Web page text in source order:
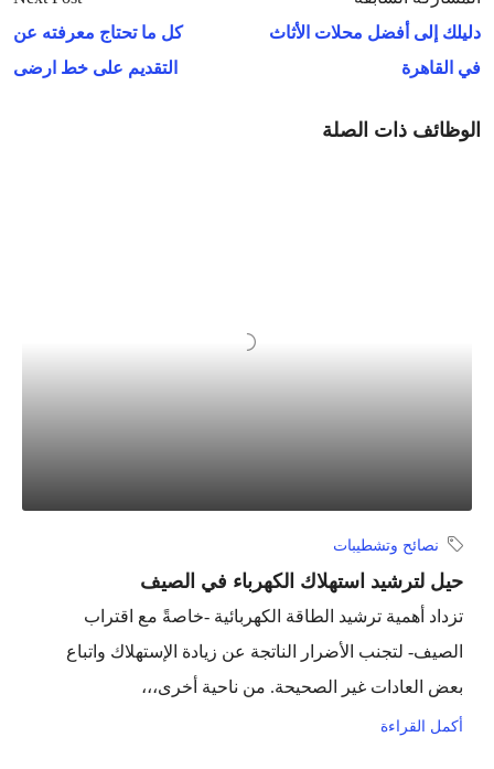
دليلك إلى أفضل محلات الأثاث
في القاهرة
كل ما تحتاج معرفته عن
التقديم على خط ارضى
الوظائف ذات الصلة
نصائح وتشطيبات
حيل لترشيد استهلاك الكهرباء في الصيف
تزداد أهمية ترشيد الطاقة الكهربائية -خاصةً مع اقتراب
الصيف- لتجنب الأضرار الناتجة عن زيادة الإستهلاك واتباع
بعض العادات غير الصحيحة. من ناحية أخرى،،،
أكمل القراءة